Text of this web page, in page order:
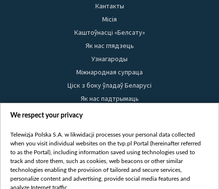
Кантакты
Місія
Каштоўнасці «Белсату»
Як нас глядзець
Узнагароды
Міжнародная супраца
Ціск з боку ўладаў Беларусі
Як нас падтрымаць
Правілы выкарыстання матэрыялаў
Бяспека
Youtube
Белсат news
Белсат Shorts
We respect your privacy
Telewizja Polska S.A. w likwidacji processes your personal data collected
when you visit individual websites on the tvp.pl Portal (hereinafter referred
to as the Portal), including information saved using technologies used to
track and store them, such as cookies, web beacons or other similar
technologies enabling the provision of tailored and secure services,
personalize content and advertising, provide social media features and
analyze Internet traffic.